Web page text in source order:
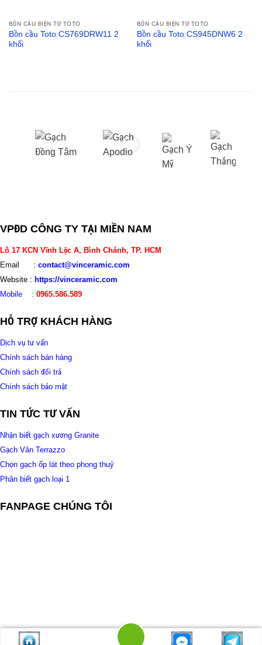
BỒN CẦU ĐIỆN TỬ TOTO
Bồn cầu Toto CS769DRW11 2
khối
BỒN CẦU ĐIỆN TỬ TOTO
Bồn cầu Toto CS945DNW6 2
khối
VPĐD CÔNG TY TẠI MIỀN NAM
Lô 17 KCN Vĩnh Lộc A, Bình Chánh, TP. HCM
Email : contact@vinceramic.com
Website : https://vinceramic.com
Mobile : 0965.586.589
HỖ TRỢ KHÁCH HÀNG
Dịch vụ tư vấn
Chính sách bán hàng
Chính sách đổi trả
Chính sách bảo mật
TIN TỨC TƯ VẤN
Nhận biết gạch xương Granite
Gạch Vân Terrazzo
Chọn gạch ốp lát theo phong thuỷ
Phân biết gạch loại 1
FANPAGE CHÚNG TÔI